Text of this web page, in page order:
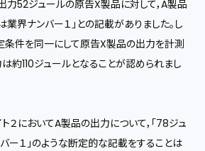
力52ジュールの原告X製品に対して，A製品
界ナンバー１」との記載がありました。し
条件を同一にして原告X製品の出力を計測
約110ジュールとなることが認められまし
２においてA製品の出力について，「78ジュ
ー１」のような断定的な記載をすることは